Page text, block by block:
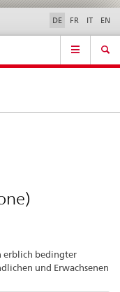
Kontakt | Support & Hilfe
DE FR IT EN
erblich bedingter
und Erwachsenen